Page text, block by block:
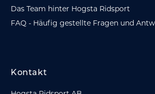
Das Team hinter Hogsta Ridsport
FAQ - Häufig gestellte Fragen und
Kontakt